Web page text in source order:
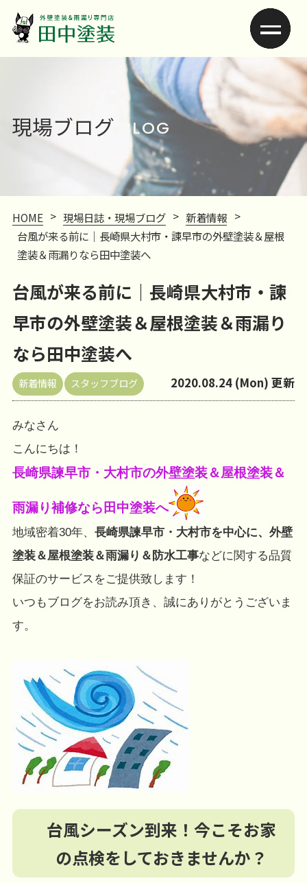
現場ブログ BLOG
HOME > 現場日誌・現場ブログ > 新着情報 >
台風が来る前に｜長崎県大村市・諫早市の外壁塗装＆屋根
塗装＆雨漏りなら田中塗装へ
台風が来る前に｜長崎県大村市・諫
早市の外壁塗装＆屋根塗装＆雨漏り
なら田中塗装へ
新着情報 スタッフブログ 2020.08.24 (Mon) 更新
みなさん
こんにちは！
長崎県諫早市・大村市の外壁塗装＆屋根塗装＆
雨漏り補修なら田中塗装へ
地域密着30年、 長崎県諫早市・大村市を中心に、外壁
塗装＆屋根塗装＆雨漏り＆防水工事などに関する品質
保証のサービスをご提供致します！
いつもブログをお読み頂き、誠にありがとうございま
す。
台風シーズン到来！今こそお家
の点検をしておきませんか？